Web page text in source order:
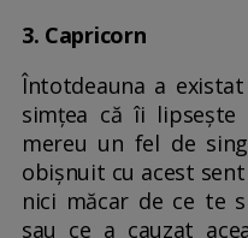
3. Capricorn
Întotdeauna a
simțea că îi lipsește
mereu un fel de
obișnuit cu acest
nici măcar de ce te
sau ce a cauzat